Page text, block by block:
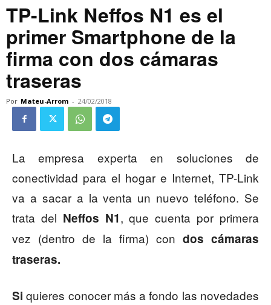
TP-Link Neffos N1 es el
primer Smartphone de la
firma con dos cámaras
traseras
Por Mateu-Arrom - 24/02/2018
La empresa experta en soluciones de
conectividad para el hogar e Internet, TP-Link
va a sacar a la venta un nuevo teléfono. Se
trata del Neffos N1, que cuenta por primera
vez (dentro de la firma) con dos cámaras
traseras.
Si quieres conocer más a fondo las novedades